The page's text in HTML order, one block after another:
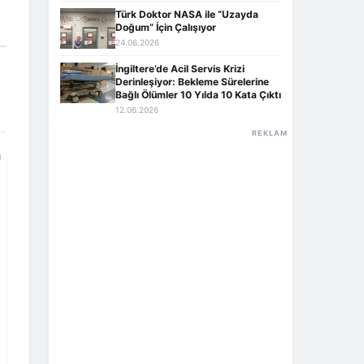
Türk Doktor NASA ile “Uzayda
Doğum” İçin Çalışıyor
24.06.2026
İngiltere’de Acil Servis Krizi
Derinleşiyor: Bekleme Sürelerine
Bağlı Ölümler 10 Yılda 10 Kata Çıktı
12.06.2026
REKLAM